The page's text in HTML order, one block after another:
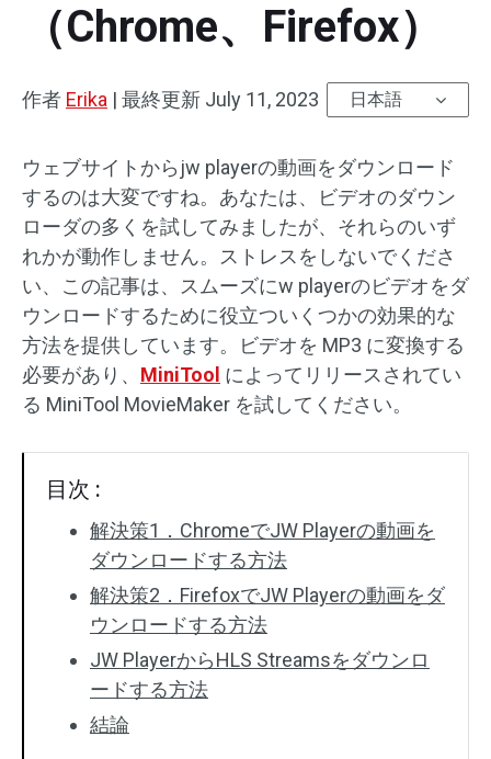
速度変更/リバース
テキスト/エレメント
動画エフェクト
動画色調整
回転/反転
バッチ処理
オンライン動画ダウンロード ツール
（Chrome、Firefox）
作者 Erika | 最終更新 July 11, 2023 日本語
ウェブサイトからjw playerの動画をダウンロード
するのは大変ですね。あなたは、ビデオのダウン
ローダの多くを試してみましたが、それらのいず
れかが動作しません。ストレスをしないでくださ
い、この記事は、スムーズにw playerのビデオをダ
ウンロードするために役立ついくつかの効果的な
方法を提供しています。ビデオを MP3 に変換する
必要があり、 MiniTool によってリリースされてい
る MiniTool MovieMaker を試してください。
目次 :
解決策1．ChromeでJW Playerの動画を
ダウンロードする方法
解決策2．FirefoxでJW Playerの動画をダ
ウンロードする方法
JW PlayerからHLS Streamsをダウンロ
ードする方法
結論